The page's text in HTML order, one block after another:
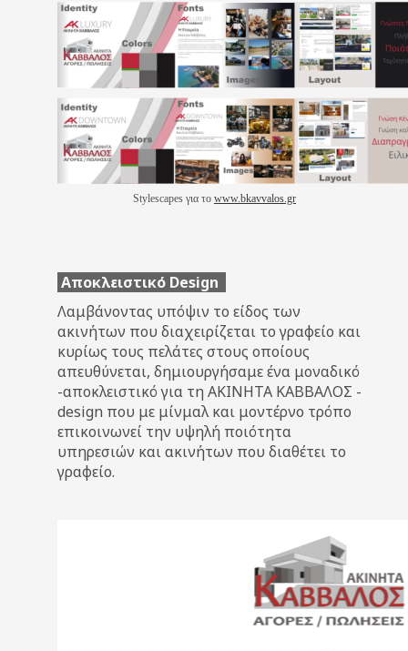
Stylescapes για το www.bkavvalos.gr
Αποκλειστικό Design
Λαμβάνοντας υπόψιν το είδος των
ακινήτων που διαχειρίζεται το γραφείο και
κυρίως τους πελάτες στους οποίους
απευθύνεται, δημιουργήσαμε ένα μοναδικό
-αποκλειστικό για τη ΑΚΙΝΗΤΑ ΚΑΒΒΑΛΟΣ -
design που με μίνμαλ και μοντέρνο τρόπο
επικοινωνεί την υψηλή ποιότητα
υπηρεσιών και ακινήτων που διαθέτει το
γραφείο.